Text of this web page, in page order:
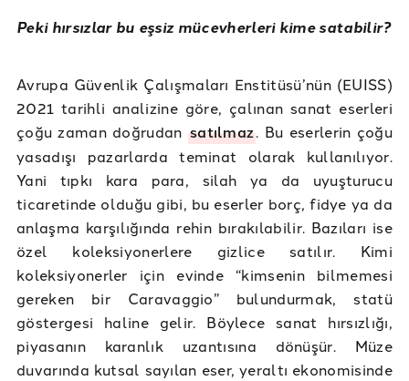
Peki hırsızlar bu eşsiz mücevherleri kime satabilir?
Avrupa Güvenlik Çalışmaları Enstitüsü’nün (EUISS)
2021 tarihli analizine göre, çalınan sanat eserleri
çoğu zaman doğrudan satılmaz. Bu eserlerin çoğu
yasadışı pazarlarda teminat olarak kullanılıyor.
Yani tıpkı kara para, silah ya da uyuşturucu
ticaretinde olduğu gibi, bu eserler borç, fidye ya da
anlaşma karşılığında rehin bırakılabilir. Bazıları ise
özel koleksiyonerlere gizlice satılır. Kimi
koleksiyonerler için evinde “kimsenin bilmemesi
gereken bir Caravaggio” bulundurmak, statü
göstergesi haline gelir. Böylece sanat hırsızlığı,
piyasanın karanlık uzantısına dönüşür. Müze
duvarında kutsal sayılan eser, yeraltı ekonomisinde